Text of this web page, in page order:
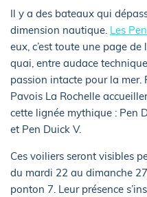
Il y a des bateaux qui
dimension nautique. Les
eux, c’est toute une page
quai, entre audace
passion intacte pour la mer.
Pavois La Rochelle
cette lignée mythique : Pen
et Pen Duick V.
Ces voiliers seront visibles
du mardi 22 au dimanche
ponton 7. Leur présence